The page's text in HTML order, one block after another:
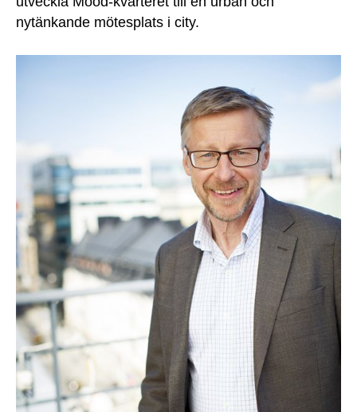
nytänkande mötesplats i city.